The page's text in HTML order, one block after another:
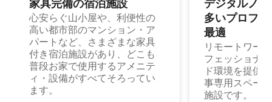
家具完備の宿⁠泊⁠施⁠設
心安らぐ山小屋や、利便性の
高い都市部のマンション・ア
パートなど、さまざまな家具
付き宿泊施設があり、どこも
普段お家で使用するアメニテ
ィ・設備がすべてそろってい
ます。
デジタルノ
多⁠いプ⁠ロ⁠フ⁠
最⁠適
リモートワー
フェッショナ
ド環境を提供
事専用スペー
施設です。